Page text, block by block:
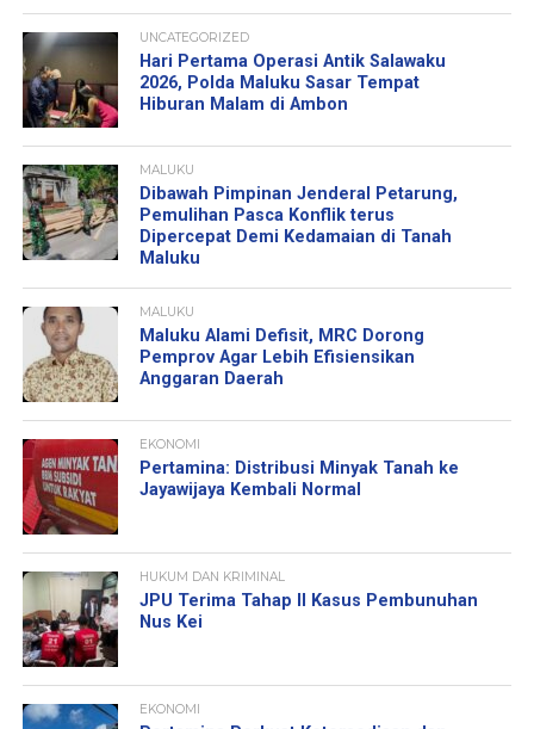
UNCATEGORIZED
Hari Pertama Operasi Antik Salawaku
2026, Polda Maluku Sasar Tempat
Hiburan Malam di Ambon
MALUKU
Dibawah Pimpinan Jenderal Petarung,
Pemulihan Pasca Konflik terus
Dipercepat Demi Kedamaian di Tanah
Maluku
MALUKU
Maluku Alami Defisit, MRC Dorong
Pemprov Agar Lebih Efisiensikan
Anggaran Daerah
EKONOMI
Pertamina: Distribusi Minyak Tanah ke
Jayawijaya Kembali Normal
HUKUM DAN KRIMINAL
JPU Terima Tahap II Kasus Pembunuhan
Nus Kei
EKONOMI